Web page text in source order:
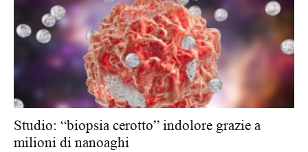
Studio: “biopsia cerotto” indolore grazie a
milioni di nanoaghi